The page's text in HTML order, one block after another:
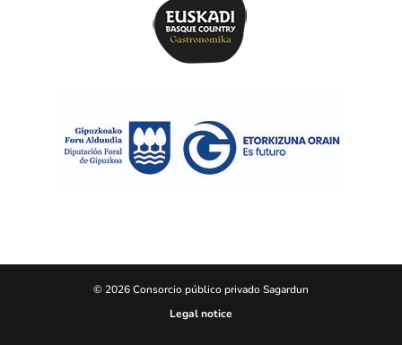
© 2026 Consorcio público privado Sagardun
Legal notice